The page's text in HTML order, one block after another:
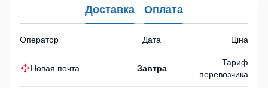
Доставка Оплата
Оператор Дата Ціна
Новая почта Завтра
Тариф
перевозчика